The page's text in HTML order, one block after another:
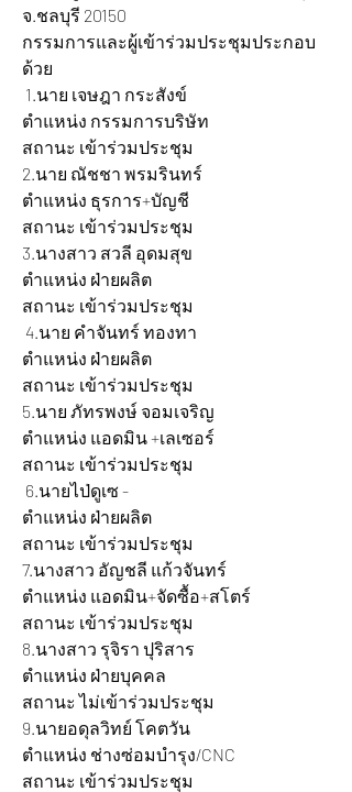
จ.ชลบุรี 20150
กรรมการและผู้เข้าร่วมประชุมประกอบ
ด้วย
1.นาย เจษฎา กระสังข์
ตำแหน่ง กรรมการบริษัท
สถานะ เข้าร่วมประชุม
2.นาย ณัชชา พรมรินทร์
ตำแหน่ง ธุรการ+บัญชี
สถานะ เข้าร่วมประชุม
3.นางสาว สวลี อุดมสุข
ตำแหน่ง ฝ่ายผลิต
สถานะ เข้าร่วมประชุม
4.นาย คำจันทร์ ทองทา
ตำแหน่ง ฝ่ายผลิต
สถานะ เข้าร่วมประชุม
5.นาย ภัทรพงษ์ จอมเจริญ
ตำแหน่ง แอดมิน +เลเซอร์
สถานะ เข้าร่วมประชุม
6.นายไป่ดูเซ -
ตำแหน่ง ฝ่ายผลิต
สถานะ เข้าร่วมประชุม
7.นางสาว อัญชลี แก้วจันทร์
ตำแหน่ง แอดมิน+จัดซื้อ+สโตร์
สถานะ เข้าร่วมประชุม
8.นางสาว รุจิรา ปุริสาร
ตำแหน่ง ฝ่ายบุคคล
สถานะ ไม่เข้าร่วมประชุม
9.นายอดุลวิทย์ โคตวัน
ตำแหน่ง ช่างซ่อมบำรุง/CNC
สถานะ เข้าร่วมประชุม